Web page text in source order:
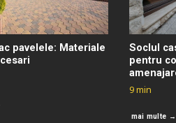
pavelele: Materiale
Soclul
pentru
9min
mai multe →